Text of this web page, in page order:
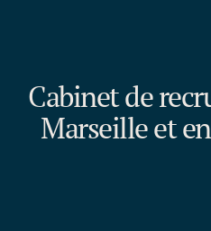
Cabinet de
Marseille et